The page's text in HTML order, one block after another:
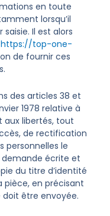
en toute
lorsqu’il
Il est alors
https://top-one-
de fournir ces
des articles 38 et
1978 relative à
aux libertés, tout
de rectification
personnelles le
écrite et
du titre d’identité
pièce, en précisant
doit être envoyée.